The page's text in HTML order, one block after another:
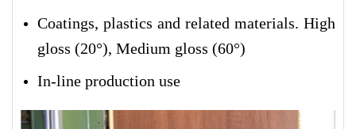
Coatings, plastics and related materials. High
gloss (20°), Medium gloss (60°)
In-line production use